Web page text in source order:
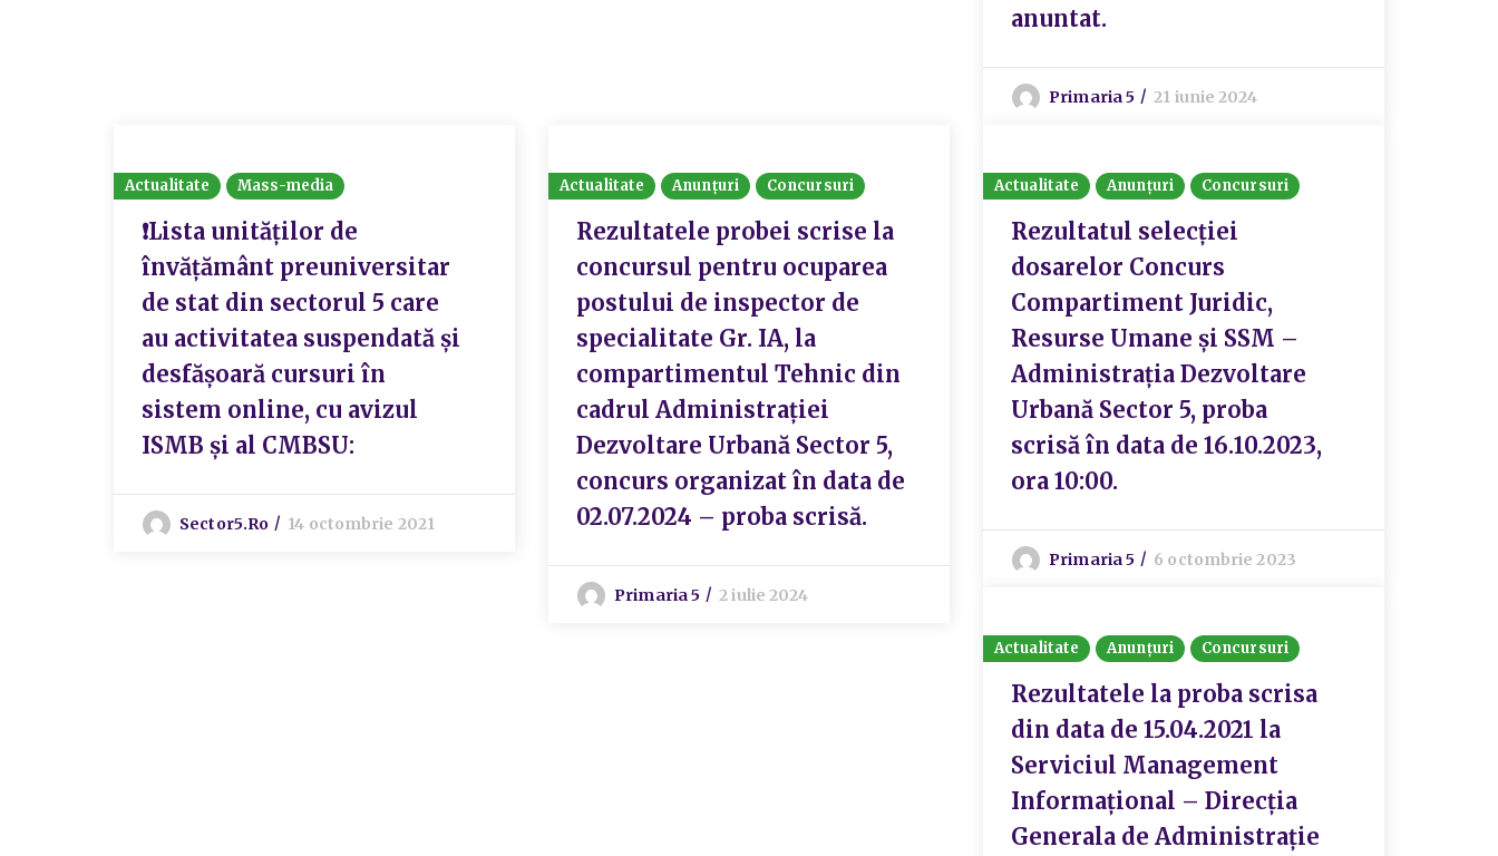
anuntat.
Primaria 5 21 iunie 2024
Actualitate Mass-media
❗Lista unităţilor de
învăţământ preuniversitar
de stat din sectorul 5 care
au activitatea suspendată și
desfăşoară cursuri în
sistem online, cu avizul
ISMB și al CMBSU:
Sector5.ro 14 octombrie 2021
Actualitate Anunțuri Concursuri
Rezultatele probei scrise la
concursul pentru ocuparea
postului de inspector de
specialitate Gr. IA, la
compartimentul Tehnic din
cadrul Administrației
Dezvoltare Urbană Sector 5,
concurs organizat în data de
02.07.2024 – proba scrisă.
Primaria 5 2 iulie 2024
Actualitate Anunțuri Concursuri
Rezultatul selecției
dosarelor Concurs
Compartiment Juridic,
Resurse Umane și SSM –
Administrația Dezvoltare
Urbană Sector 5, proba
scrisă în data de 16.10.2023,
ora 10:00.
Primaria 5 6 octombrie 2023
Actualitate Anunțuri Concursuri
Rezultatele la proba scrisa
din data de 15.04.2021 la
Serviciul Management
Informațional – Direcția
Generala de Administrație